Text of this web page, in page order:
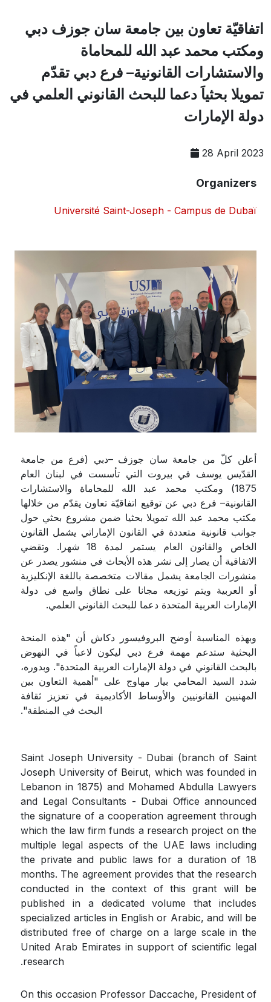
اتفاقيّة تعاون بين جامعة سان جوزف دبي
ومكتب محمد عبد الله للمحاماة
والاستشارات القانونية– فرع دبي تقدّم
تمويلا بحثياَ دعما للبحث القانوني العلمي في
دولة الإمارات
28 April 2023
Organizers
Université Saint-Joseph - Campus de Dubaï
أعلن كلّ من جامعة سان جوزف–دبي (فرع من جامعة
القدّيس يوسف في بيروت التي تأسست في لبنان العام
1875) ومكتب محمد عبد الله للمحاماة والاستشارات
القانونية– فرع دبي عن توقيع اتفاقيّة تعاون يقدّم من خلالها
مكتب محمد عبد الله تمويلا بحثيا ضمن مشروع بحثي حول
جوانب قانونية متعددة في القانون الإماراتي يشمل القانون
الخاص والقانون العام يستمر لمدة 18 شهرا. وتقضي
الاتفاقية أن يصار إلى نشر هذه الأبحاث في منشور يصدر عن
منشورات الجامعة يشمل مقالات متخصصة باللغة الإنكليزية
أو العربية ويتم توزيعه مجانا على نطاق واسع في دولة
الإمارات العربية المتحدة دعما للبحث القانوني العلمي.
وبهذه المناسبة أوضح البروفيسور دكاش أن "هذه المنحة
البحثية ستدعم مهمة فرع دبي ليكون لاعباً في النهوض
بالبحث القانوني في دولة الإمارات العربية المتحدة". وبدوره،
شدد السيد المحامي بيار مهاوج على "أهمية التعاون بين
المهنيين القانونيين والأوساط الأكاديمية في تعزيز ثقافة
البحث في المنطقة".
Saint Joseph University - Dubai (branch of Saint
Joseph University of Beirut, which was founded in
Lebanon in 1875) and Mohamed Abdulla Lawyers
and Legal Consultants - Dubai Office announced
the signature of a cooperation agreement through
which the law firm funds a research project on the
multiple legal aspects of the UAE laws including
the private and public laws for a duration of 18
months. The agreement provides that the research
conducted in the context of this grant will be
published in a dedicated volume that includes
specialized articles in English or Arabic, and will be
distributed free of charge on a large scale in the
United Arab Emirates in support of scientific legal
research.
On this occasion Professor Daccache, President of